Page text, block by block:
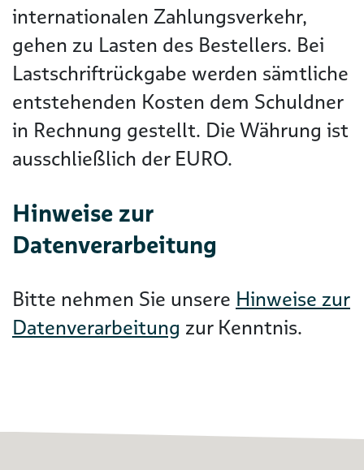
internationalen Zahlungsverkehr,
gehen zu Lasten des Bestellers. Bei
Lastschriftrückgabe werden sämtliche
entstehenden Kosten dem Schuldner
in Rechnung gestellt. Die Währung ist
ausschließlich der EURO.
Hinweise zur
Datenverarbeitung
Bitte nehmen Sie unsere Hinweise zur
Datenverarbeitung zur Kenntnis.